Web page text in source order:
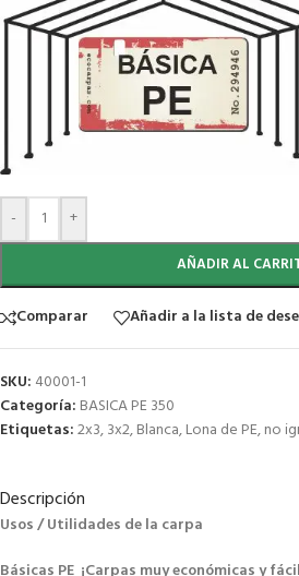
- +
AÑADIR AL
Comparar Añadir a la lista de
SKU: 40001-1
Categoría: BASICA PE 350
Etiquetas:2x3,3x2,Blanca,Lona de PE,no
Descripción
Usos / Utilidades de la carpa
Básicas PE ¡Carpas muy económicas y